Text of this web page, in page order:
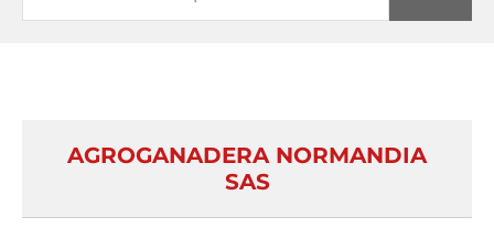
AGROGANADERA NORMANDIA
SAS